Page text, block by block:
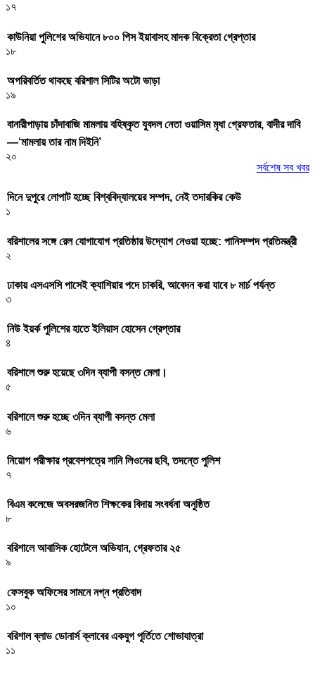
১৭
কাউনিয়া পুলিশের অভিযানে ৮০০ পিস ইয়াবাসহ মাদক বিক্রেতা গ্রেপ্তার
১৮
অপরিবর্তিত থাকছে বরিশাল সিটির অটো ভাড়া
১৯
বানারীপাড়ায় চাঁদাবাজি মামলায় বহিষ্কৃত যুবদল নেতা ওয়াসিম মৃধা গ্রেফতার, বাদীর দাবি
—‘মামলায় তার নাম দিইনি’
২০
সর্বশেষ সব খবর
দিনে দুপুরে লোপাট হচ্ছে বিশ্ববিদ্যালয়ের সম্পদ, নেই তদারকির কেউ
১
বরিশালের সঙ্গে রেল যোগাযোগ প্রতিষ্ঠার উদ্যোগ নেওয়া হচ্ছে: পানিসম্পদ প্রতিমন্ত্রী
২
ঢাকায় এসএসসি পাসেই ক্যাশিয়ার পদে চাকরি, আবেদন করা যাবে ৮ মার্চ পর্যন্ত
৩
নিউ ইয়র্ক পুলিশের হাতে ইলিয়াস হোসেন গ্রেপ্তার
৪
বরিশালে শুরু হয়েছে ৩দিন ব্যাপী বসন্ত মেলা।
৫
বরিশালে শুরু হচ্ছে ৩দিন ব্যাপী বসন্ত মেলা
৬
নিয়োগ পরীক্ষার প্রবেশপত্রে সানি লিওনের ছবি, তদন্তে পুলিশ
৭
বিএম কলেজে অবসরজনিত শিক্ষকের বিদায় সংবর্ধনা অনুষ্ঠিত
৮
বরিশালে আবাসিক হোটেলে অভিযান, গ্রেফতার ২৫
৯
ফেসবুক অফিসের সামনে নগ্ন প্রতিবাদ
১০
বরিশাল ব্লাড ডোনার্স ক্লাবের একযুগ পূর্তিতে শোভাযাত্রা
১১